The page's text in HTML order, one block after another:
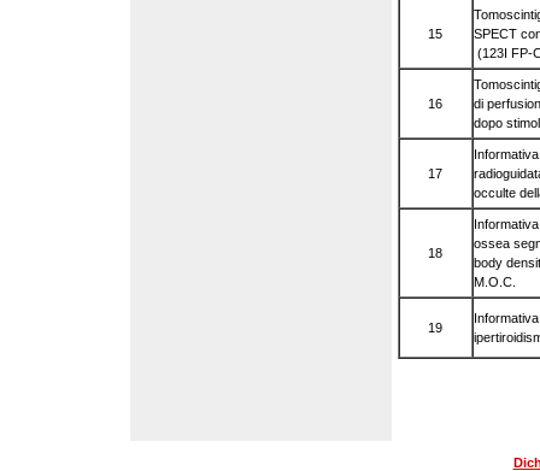
15
SPECT
(123I FP-
16
di
dopo
17
occulte
18
ossea
body
M.O.C.
19